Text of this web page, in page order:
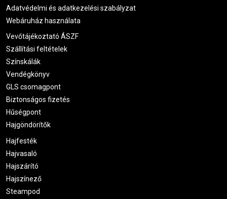
Adatvédelmi és adatkezelési szabályzat
Webáruház használata
Vevőtájékoztató ÁSZF
Szállítási feltételek
Színskálák
Vendégkönyv
GLS csomagpont
Biztonságos fizetés
Hűségpont
Hajgöndörítők
Hajfesték
Hajvasaló
Hajszárító
Hajszínező
Steampod